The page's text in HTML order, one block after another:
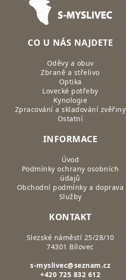
CO U NÁS NAJDETE
Oděvy a obuv
Zbraně a střelivo
Optika
Lovecké potřeby
Kynologie
Zpracování a skladování zvěřiny
Ostatní
INFORMACE
Úvod
Podmínky ochrany osobních
údajů
Obchodní podmínky a doprava
Služby
KONTAKT
Slezské náměstí 25/28/10
74301 Bílovec
s-myslivec@seznam.cz
+420 725 832 612